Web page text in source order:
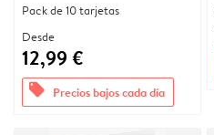
Pack de 10 tarjetas
Desde
12,99 €
offers Precios bajos cada día